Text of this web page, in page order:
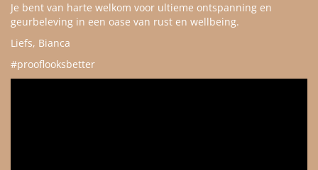
Je bent van harte welkom voor ultieme ontspanning en
geurbeleving in een oase van rust en wellbeing.
Liefs, Bianca
#prooflooksbetter